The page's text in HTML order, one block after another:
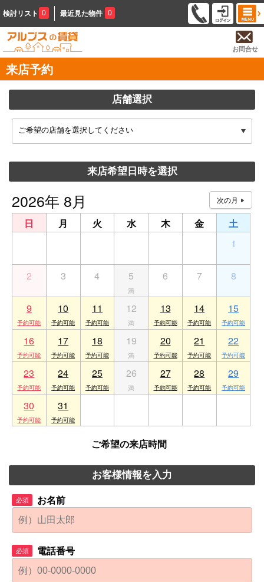
検討リスト 0 最近見た物件 0
お問合せ
来店予約
店舗選択
ご希望の店舗を選択してください
来店希望日時を選択
2026年 8月
日 月 火 水 木 金
土
1
2 3 4 5 6 7 8
9 10 11 12 13 14 15
16 17 18 19 20 21 22
23 24 25 26 27 28 29
30 31
ご希望の来店時間
お客様情報を入力
必須 お名前
必須 電話番号